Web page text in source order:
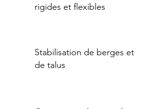
rigides et flexibles
Stabilisation de berges et
de talus